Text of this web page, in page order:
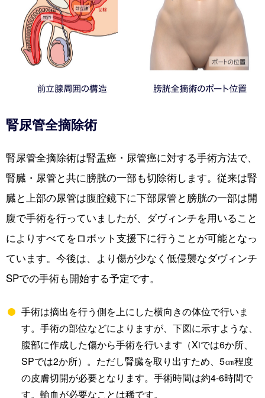
腎尿管全摘除術
腎尿管全摘除術は腎盂癌・尿管癌に対する手術方法で、
腎臓・尿管と共に膀胱の一部も切除術します。従来は腎
臓と上部の尿管は腹腔鏡下に下部尿管と膀胱の一部は開
腹で手術を行っていましたが、ダヴィンチを用いること
によりすべてをロボット支援下に行うことが可能となっ
ています。今後は、より傷が少なく低侵襲なダヴィンチ
SPでの手術も開始する予定です。
手術は摘出を行う側を上にした横向きの体位で行いま
す。手術の部位などによりますが、下図に示すような、
腹部に作成した傷から手術を行います（Xiでは6か所、
SPでは2か所）。ただし腎臓を取り出すため、5㎝程度
の皮膚切開が必要となります。手術時間は約4-6時間で
す。輸血が必要なことは稀です。